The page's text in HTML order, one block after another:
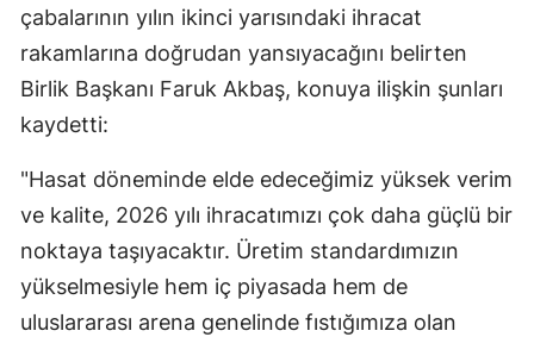
çabalarının yılın ikinci yarısındaki ihracat
rakamlarına doğrudan yansıyacağını belirten
Birlik Başkanı Faruk Akbaş, konuya ilişkin şunları
kaydetti:
"Hasat döneminde elde edeceğimiz yüksek verim
ve kalite, 2026 yılı ihracatımızı çok daha güçlü bir
noktaya taşıyacaktır. Üretim standardımızın
yükselmesiyle hem iç piyasada hem de
uluslararası arena genelinde fıstığımıza olan